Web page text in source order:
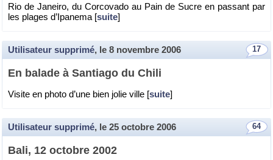
Rio de Ja­neiro, du Cor­co­vado au Pain de Sucre en pas­sant par
les plages d’Ipa­nema [suite]
17
Utilisateur supprimé, le 8 novembre 2006
En ba­lade à San­tiago du Chili
Vi­site en photo d’une bien jolie ville [suite]
64
Utilisateur supprimé, le 25 octobre 2006
Bali, 12 oc­tobre 2002